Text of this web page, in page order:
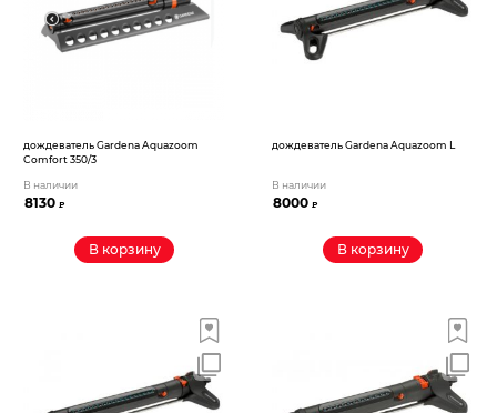
дождеватель Gardena Aquazoom
Comfort 350/3
В наличии
8130₽
В корзину
дождеватель Gardena Aquazoom L
В наличии
8000₽
В корзину